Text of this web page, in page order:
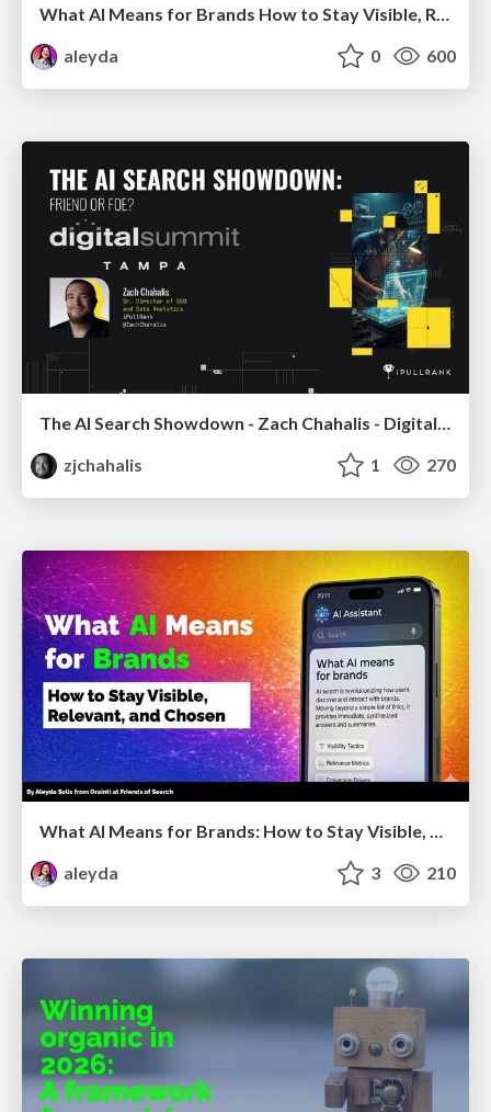
What AI Means for Brands How to Stay Visible, Relevant, and Chosen
aleyda
0 600
zjchahalis
1 270
What AI Means for Brands: How to Stay Visible, Relevant, and Chosen
aleyda
3 210